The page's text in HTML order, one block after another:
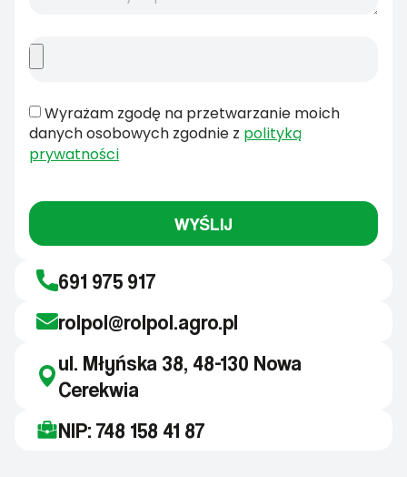
Wyrażam zgodę na przetwarzanie moich
danych osobowych zgodnie z polityką
prywatności
WYŚLIJ
691 975 917
rolpol@rolpol.agro.pl
ul. Młyńska 38, 48-130 Nowa
Cerekwia
NIP: 748 158 41 87